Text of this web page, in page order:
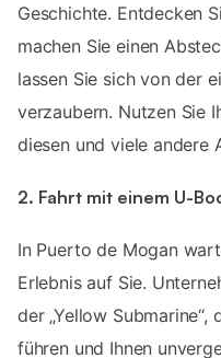
Geschichte. Entdecken
machen Sie einen
lassen Sie sich von der
verzaubern. Nutzen Sie
diesen und viele andere
2. Fahrt mit einem U-
In Puerto de Mogan
Erlebnis auf Sie.
der „Yellow
führen und Ihnen